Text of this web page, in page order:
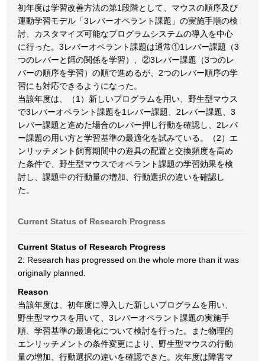
初年度は学習改善方法の第1段階として、マウスの順序及び
運動学習モデル「3レバーオペラント課題」の実施手順の検
討、カスタマイズ可能なプログラムシステムの導入を中心
に行った。3レバーオペラント課題は通常①1レバー課題（3
つのレバーと餌の関係を学習）、②3レバー課題（3つのレ
バーの順序を学習）の順で進めるが、2つのレバー順序の学
習にも対応できるようになった。
当該年度は、（1）新しいプログラムを用い、野生型マウス
で3レバーオペラント課題を1レバー課題、2レバー課題、3
レバー課題と進めた場合のレバー押し行動を確認し、2レバ
ー課題の用い方と学習基準の最適化を試みている。（2）エ
ンリッチメント飼育期間中の遊具の配置と交換頻度を高め
た条件で、野生型マウスでオペラント課題の学習効果を検
討し、課題中の行動量の増加、行動選択の違いを確認し
た。
Current Status of Research Progress
Current Status of Research Progress
2: Research has progressed on the whole more than it was
originally planned.
Reason
当該年度は、初年度に導入した新しいプログラムを用い、
野生型マウスを用いて、3レバーオペラント課題の実施手
順、学習基準の最適化について検討を行った。また物理的
エンリッチメントの条件変更により、野生型マウスの行動
量の増加、行動選択の違いを確認できた。次年度は障害マ